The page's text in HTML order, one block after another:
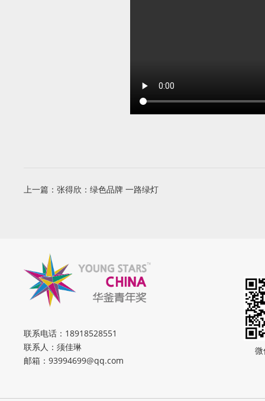
上一篇： 张得欣：绿色品牌 一路绿灯
联系电话： 18918528551
联系人：须佳琳
邮箱： 93994699@qq.com